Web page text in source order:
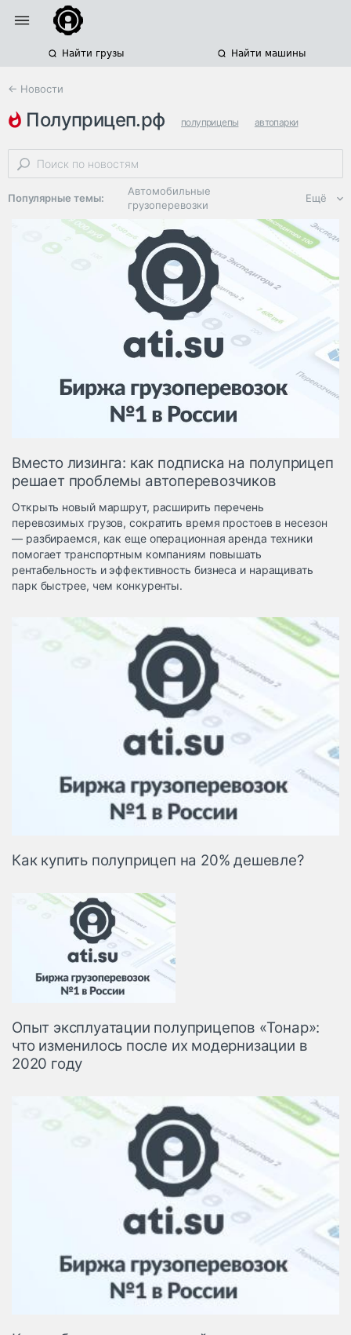
Найти грузы Найти машины
← Новости
полуприцеп.рф полуприцепы автопарки
управление автопарками
Популярные темы:
Автомобильные
грузоперевозки
Региональная
логистика
ЭДО, ИТ в
логистике
Дороги,
инфраструктура
Логистика, грузы
Негабаритные и
опасные грузы
Безопасность и
Таможня и ВЭД
грузовые
терминалы
Коммерческий
транспорт
Спецтехника
запчасти, шины
Топливо, масла и
автохимия
Дзен
Ещё
Вместо лизинга: как подписка на полуприцеп
решает проблемы автоперевозчиков
Открыть новый маршрут, расширить перечень
перевозимых грузов, сократить время простоев в несезон
— разбираемся, как еще операционная аренда техники
помогает транспортным компаниям повышать
рентабельность и эффективность бизнеса и наращивать
парк быстрее, чем конкуренты.
Как купить полуприцеп на 20% дешевле?
Опыт эксплуатации полуприцепов «Тонар»:
что изменилось после их модернизации в
2020 году